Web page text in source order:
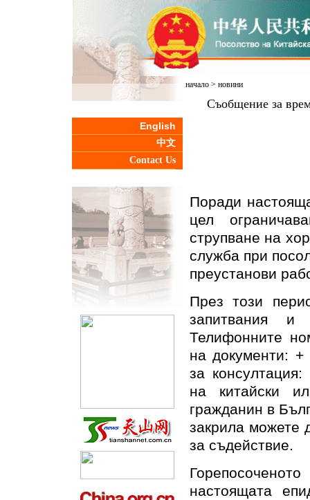
English
中文
Contact Us
начало> новини
Съобщение за
Поради
цел
струпване на
служба при
преустанови
През този
запитвания
Телифонните
на документи:
за
на китайски
гражданин в
закрила можете
за съдействие.
настоящата